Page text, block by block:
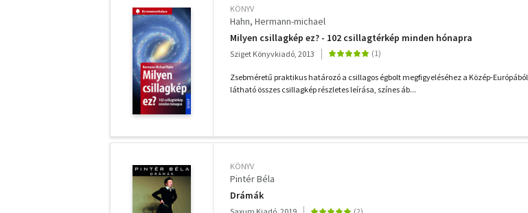
KÖNYV
Hahn, Hermann-michael
Milyen csillagkép ez? - 102 csillagtérkép minden hónapra
Sziget Könyvkiadó, 2013
Zsebméretű praktikus határozó a csillagos égbolt megfigyeléséhez a Közép-Európából
látható összes csillagkép részletes leírása, színes áb...
KÖNYV
Pintér Béla
Drámák